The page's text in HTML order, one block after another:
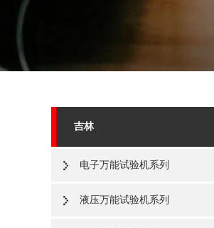
吉林
电子万能试验机系列
液压万能试验机系列